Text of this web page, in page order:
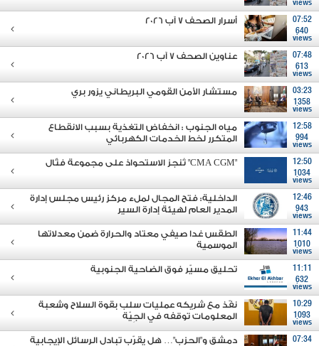
views
07:52
640
views
أسرار الصحف 7 آب 2026
07:48
613
views
عناوين الصحف 7 آب 2026
03:23
1358
views
مستشار الأمن القومي البريطاني يزور بري
12:58
994
views
مياه الجنوب : انخفاض التغذية بسبب الانقطاع
المتكرر لخط الخدمات الكهربائي
12:50
1034
views
"CMA CGM" تُنجز الاستحواذ على مجموعة فتّال
12:46
943
views
الداخلية: فتح المجال لملء مركز رئيس مجلس إدارة
المدير العام لهيئة إدارة السير
11:44
1010
views
الطقس غدا صيفي معتاد والحرارة ضمن معدلاتها
الموسمية
11:11
632
views
تحليق مسيّر فوق الضاحية الجنوبية
10:29
1093
views
نفّذ مع شريكه عمليات سلب بقوة السلاح وشعبة
المعلومات توقفه في الجِيّة
07:34
دمشق و"الحزب"… هل يقرّب تبادل الرسائل الإيجابية